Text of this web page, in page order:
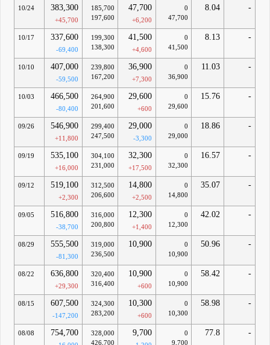
10/24 383,300
+45,700
185,700
197,600
47,700
+6,200
0
47,700
8.04 -
10/17 337,600
-69,400
199,300
138,300
41,500
+4,600
0
41,500
8.13 -
10/10 407,000
-59,500
239,800
167,200
36,900
+7,300
0
36,900
11.03 -
10/03 466,500
-80,400
264,900
201,600
29,600
+600
0
29,600
15.76 -
09/26 546,900
+11,800
299,400
247,500
29,000
-3,300
0
29,000
18.86 -
09/19 535,100
+16,000
304,100
231,000
32,300
+17,500
0
32,300
16.57 -
09/12 519,100
+2,300
312,500
206,600
14,800
+2,500
0
14,800
35.07 -
09/05 516,800
-38,700
316,000
200,800
12,300
+1,400
0
12,300
42.02 -
08/29 555,500
-81,300
319,000
236,500
10,900
0
10,900
50.96 -
08/22 636,800
+29,300
320,400
316,400
10,900
+600
0
10,900
58.42 -
08/15 607,500
-147,200
324,300
283,200
10,300
+600
0
10,300
58.98 -
08/08 754,700
328,000
426,700
9,700
0
9,700
77.8 -